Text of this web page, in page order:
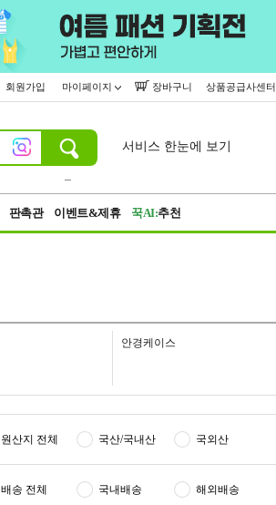
회원가입 마이페이지 장바구니 상품공급사센터
서비스 한눈에 보기
판촉관 이벤트&제휴 꾹AI:추천
안경케이스
원산지 전체 국산/국내산 국외산
배송 전체 국내배송 해외배송